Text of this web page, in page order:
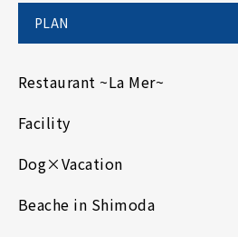
PLAN
Restaurant ~La Mer~
Facility
Dog×Vacation
Beache in Shimoda